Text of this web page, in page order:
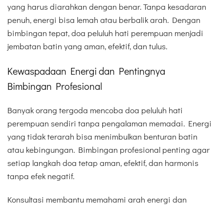
yang harus diarahkan dengan benar. Tanpa kesadaran
penuh, energi bisa lemah atau berbalik arah. Dengan
bimbingan tepat, doa peluluh hati perempuan menjadi
jembatan batin yang aman, efektif, dan tulus.
Kewaspadaan Energi dan Pentingnya
Bimbingan Profesional
Banyak orang tergoda mencoba doa peluluh hati
perempuan sendiri tanpa pengalaman memadai. Energi
yang tidak terarah bisa menimbulkan benturan batin
atau kebingungan. Bimbingan profesional penting agar
setiap langkah doa tetap aman, efektif, dan harmonis
tanpa efek negatif.
Konsultasi membantu memahami arah energi dan